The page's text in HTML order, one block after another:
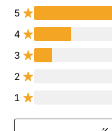
5
4
3
2
1